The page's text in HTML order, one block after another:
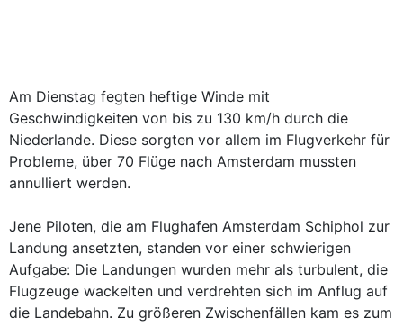
Am Dienstag fegten heftige Winde mit
Geschwindigkeiten von bis zu 130 km/h durch die
Niederlande. Diese sorgten vor allem im Flugverkehr für
Probleme, über 70 Flüge nach Amsterdam mussten
annulliert werden.
Jene Piloten, die am Flughafen Amsterdam Schiphol zur
Landung ansetzten, standen vor einer schwierigen
Aufgabe: Die Landungen wurden mehr als turbulent, die
Flugzeuge wackelten und verdrehten sich im Anflug auf
die Landebahn. Zu größeren Zwischenfällen kam es zum